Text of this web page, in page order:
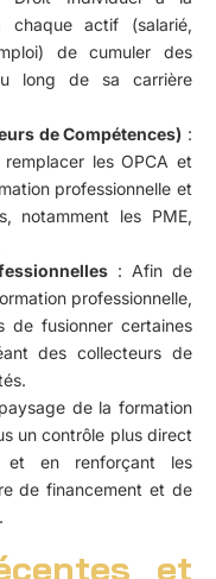
chaque actif (salarié,
de cumuler des
long de sa carrière
de Compétences) :
les OPCA et
professionnelle et
notamment les PME,
: Afin de
professionnelle,
de fusionner certaines
des collecteurs de
de la formation
un contrôle plus direct
et en renforçant les
de financement et de
et